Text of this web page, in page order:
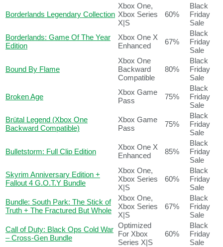
Borderlands Legendary Collection
Xbox One,
Xbox Series
X|S
60%
Black
Friday
Sale
Borderlands: Game Of The Year
Edition
Xbox One X
Enhanced
67%
Black
Friday
Sale
Bound By Flame
Xbox One
Backward
Compatible
80%
Black
Friday
Sale
Broken Age
Xbox Game
Pass
75%
Black
Friday
Sale
Brütal Legend (Xbox One
Backward Compatible)
Xbox Game
Pass
75%
Black
Friday
Sale
Bulletstorm: Full Clip Edition
Xbox One X
Enhanced
85%
Black
Friday
Sale
Skyrim Anniversary Edition +
Fallout 4 G.O.T.Y Bundle
Xbox One,
Xbox Series
X|S
60%
Black
Friday
Sale
Bundle: South Park: The Stick of
Truth + The Fractured But Whole
Xbox One,
Xbox Series
X|S
67%
Black
Friday
Sale
Call of Duty: Black Ops Cold War
– Cross-Gen Bundle
Optimized
For Xbox
Series X|S
60%
Black
Friday
Sale